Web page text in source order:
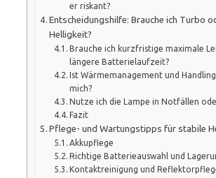
er riskant?
Entscheidungshilfe: Brauche ich Turbo
Helligkeit?
Brauche ich kurzfristige maximale
längere Batterielaufzeit?
Ist Wärmemanagement und
mich?
Nutze ich die Lampe in Notfällen
Fazit
Pflege- und Wartungstipps für stabile
Akkupflege
Richtige Batterieauswahl und
Kontaktreinigung und